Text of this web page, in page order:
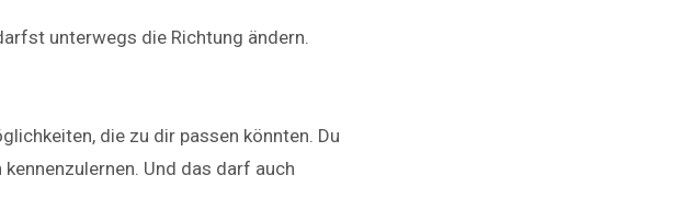
unterwegs die Richtung ändern.
die zu dir passen könnten. Du
Und das darf auch